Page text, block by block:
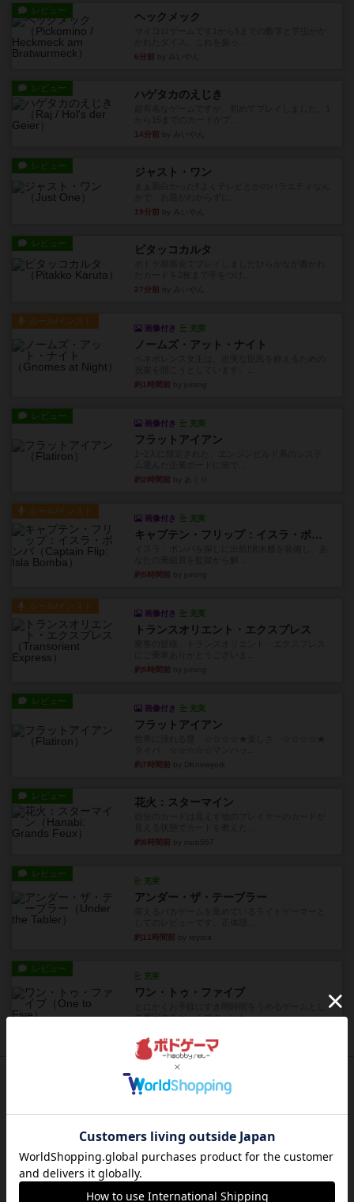
レビュー ヘックメック
6分前
レビュー ハゲタカのえじき
14分前
レビュー ジャスト・ワン
19分前
レビュー ピタッコカルタ
27分前
ルール/インスト
画像付き 充実
ノームズ・アット・ナイト
約1時間前
レビュー
画像付き 充実
フラットアイアン
約2時間前
ルール/インスト
画像付き 充実
キャプテン・フリップ：イスラ・ボンバ
約5時間前
ルール/インスト
画像付き 充実
トランスオリエント・エクスプレス
約5時間前
レビュー
画像付き 充実
フラットアイアン
約7時間前
レビュー 花火：スターマイン
約8時間前
レビュー
充実
アンダー・ザ・テーブラー
約11時間前
レビュー
充実
ワン・トゥ・ファイブ
て重宝するゲームです。いわ...